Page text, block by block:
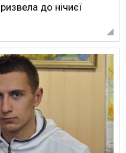
до нічиєї